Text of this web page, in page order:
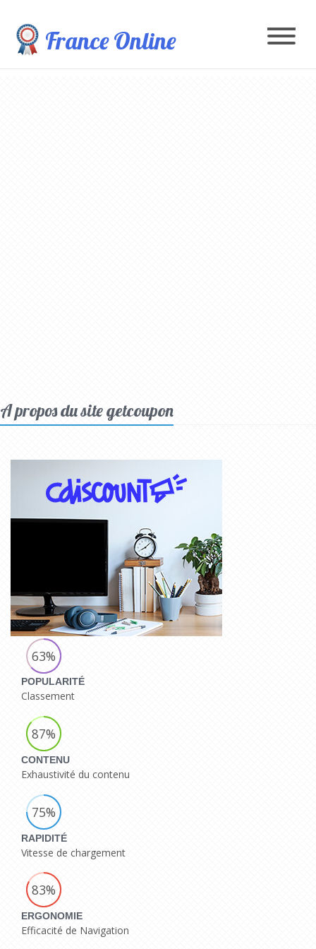
France Online
A propos du site getcoupon
63%
POPULARITÉ
Classement
87%
CONTENU
Exhaustivité du contenu
75%
RAPIDITÉ
Vitesse de chargement
83%
ERGONOMIE
Efficacité de Navigation